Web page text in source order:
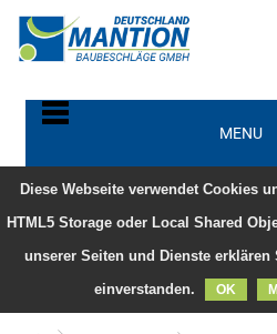
Diese Webseite verwendet Cookies
HTML5 Storage oder Local Shared
unserer Seiten und Dienste
einverstanden.
OK
MENU